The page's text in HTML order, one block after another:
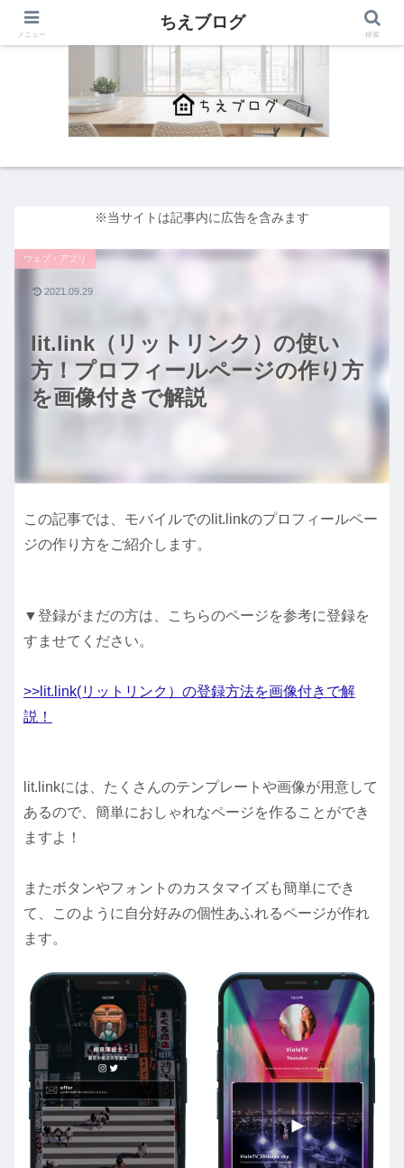
※当サイトは記事内に広告を含みます
lit.link（リットリンク）の使い
方！プロフィールページの作り方
を画像付きで解説
ウェブ・アプリ
2021.09.29
この記事では、モバイルでのlit.linkのプロフィールペー
ジの作り方をご紹介します。
▼登録がまだの方は、こちらのページを参考に登録を
すませてください。
>>lit.link(リットリンク）の登録方法を画像付きで解
説！
lit.linkには、たくさんのテンプレートや画像が用意して
あるので、簡単におしゃれなページを作ることができ
ますよ！
またボタンやフォントのカスタマイズも簡単にでき
て、このように自分好みの個性あふれるページが作れ
ます。
メニュー
ちえブログ
検索